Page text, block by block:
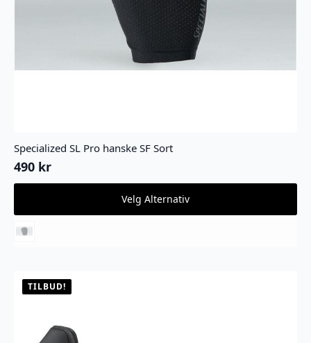
Specialized SL Pro hanske SF Sort
490 kr
Velg Alternativ
Dette
har
flere
velges
på
TILBUD!